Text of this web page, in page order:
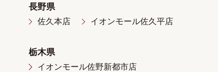
長野県
佐久本店 イオンモール佐久平店
栃木県
イオンモール佐野新都市店